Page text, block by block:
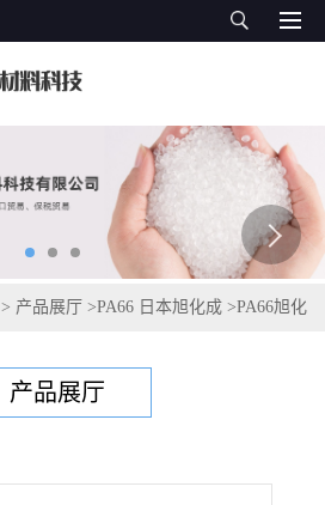
> 产品展厅 >PA66 日本旭化成 >PA66旭化
产品展厅